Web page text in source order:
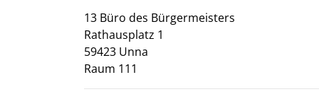
FAQ
Anmelden
13 Büro des Bürgermeisters
Rathausplatz 1
59423 Unna
Raum 111